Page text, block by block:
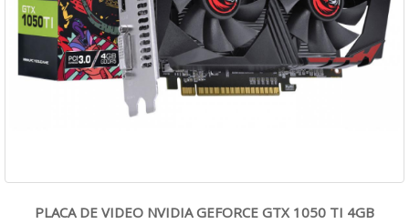
PLACA DE VIDEO NVIDIA GEFORCE GTX 1050 TI 4GB